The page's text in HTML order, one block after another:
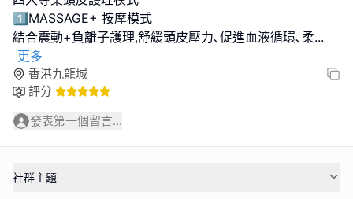
1️⃣MASSAGE+ 按摩模式
結合震動+負離子護理,舒緩頭皮壓力､促進血液循環､柔...
更多
香港九龍城
評分
發表第一個留言...
社群主題